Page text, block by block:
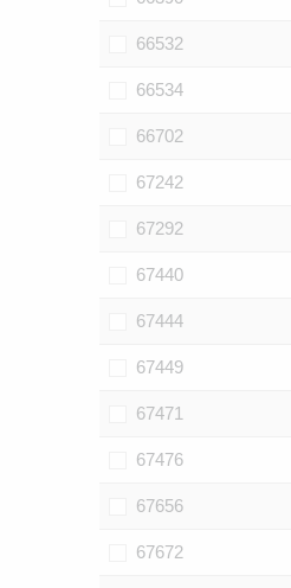
66532
66534
66702
67242
67292
67440
67444
67449
67471
67476
67656
67672